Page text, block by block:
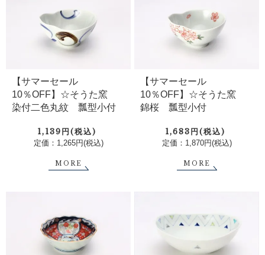
【サマーセール
10％OFF】☆そうた窯
染付二色丸紋 瓢型小付
1,139円(税込)
定価：1,265円(税込)
MORE
【サマーセール
10％OFF】☆そうた窯
錦桜 瓢型小付
1,683円(税込)
定価：1,870円(税込)
MORE